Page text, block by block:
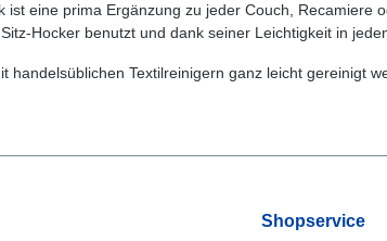
ist eine prima Ergänzung zu jeder Couch,
Hocker benutzt und dank seiner Leichtigkeit in
handelsüblichen Textilreinigern ganz leicht gereinigt
Shopservice